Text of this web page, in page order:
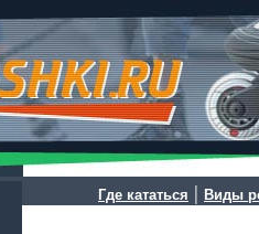
Где кататься | Виды